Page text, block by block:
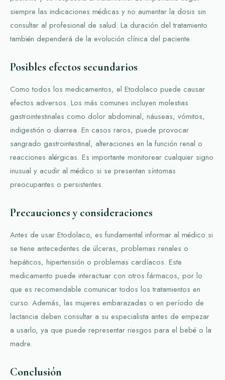
siempre las indicaciones médicas y no aumentar la dosis sin
consultar al profesional de salud. La duración del tratamiento
también dependerá de la evolución clínica del paciente.
Posibles efectos secundarios
Como todos los medicamentos, el Etodolaco puede causar
efectos adversos. Los más comunes incluyen molestias
gastrointestinales como dolor abdominal, náuseas, vómitos,
indigestión o diarrea. En casos raros, puede provocar
sangrado gastrointestinal, alteraciones en la función renal o
reacciones alérgicas. Es importante monitorear cualquier signo
inusual y acudir al médico si se presentan síntomas
preocupantes o persistentes.
Precauciones y consideraciones
Antes de usar Etodolaco, es fundamental informar al médico si
se tiene antecedentes de úlceras, problemas renales o
hepáticos, hipertensión o problemas cardíacos. Este
medicamento puede interactuar con otros fármacos, por lo
que es recomendable comunicar todos los tratamientos en
curso. Además, las mujeres embarazadas o en período de
lactancia deben consultar a su especialista antes de empezar
a usarlo, ya que puede representar riesgos para el bebé o la
madre.
Conclusión